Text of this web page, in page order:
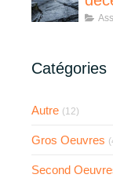
Catégories
Autre (12)
Gros Oeuvres
Second